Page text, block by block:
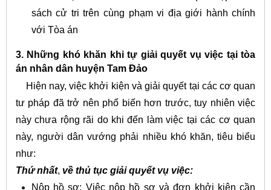
sách cử tri trên cùng phạm vi địa giới hành chính
với Tòa án
3. Những khó khăn khi tự giải quyết vụ việc tại tòa
án nhân dân huyện Tam Đảo
Hiện nay, việc khởi kiện và giải quyết tại các cơ quan
tư pháp đã trở nên phổ biến hơn trước, tuy nhiên việc
này chưa rộng rãi do khi đến làm việc tại các cơ quan
này, người dân vướng phải nhiều khó khăn, tiêu biểu
như:
Thứ nhất, về thủ tục giải quyết vụ việc:
Nộp hồ sơ: Việc nộp hồ sơ và đơn khởi kiện cần